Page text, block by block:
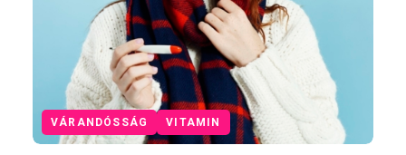
VÁRANDÓSSÁG VITAMIN